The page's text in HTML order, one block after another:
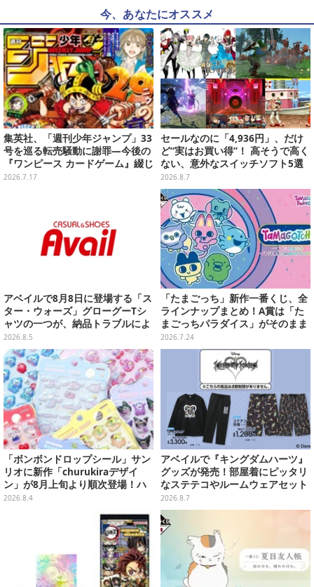
今、あなたにオススメ
集英社、「週刊少年ジャンプ」33
号を巡る転売騒動に謝罪―今後の
『ワンピース カードゲーム』綴じ
込み付録も中止・見合わせへ
2026.7.17
セールなのに「4,936円」、だけ
ど“実はお買い得”！ 高そうで高く
ない、意外なスイッチソフト5選
2026.8.7
アベイルで8月8日に登場する「ス
ター・ウォーズ」グローグーTシ
ャツの一つが、納品トラブルによ
り販売日変更へ
2026.8.5
「たまごっち」新作一番くじ、全
ラインナップまとめ！A賞は「た
まごっちパラダイス」がそのまま
ビッグサイズになったアラームク
ロック
2026.7.24
「ボンボンドロップシール」サン
リオに新作「churukiraデザイ
ン」が8月上旬より順次登場！ハ
ローキティ、はぴだんぶいなど全
2026.8.4
アベイルで『キングダムハーツ』
グッズが発売！部屋着にピッタリ
なステテコやルームウェアセット
2026.8.7